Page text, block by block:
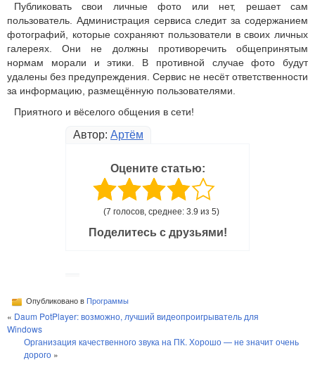
Публиковать свои личные фото или нет, решает сам
пользователь. Администрация сервиса следит за содержанием
фотографий, которые сохраняют пользователи в своих личных
галереях. Они не должны противоречить общепринятым
нормам морали и этики. В противной случае фото будут
удалены без предупреждения. Сервис не несёт ответственности
за информацию, размещённую пользователями.
Приятного и вёселого общения в сети!
Автор: Артём
Оцените статью:
(7 голосов, среднее: 3.9 из 5)
Поделитесь с друзьями!
Опубликовано в Программы
« Daum PotPlayer: возможно, лучший видеопроигрыватель для
Windows
Организация качественного звука на ПК. Хорошо — не значит очень
дорого »